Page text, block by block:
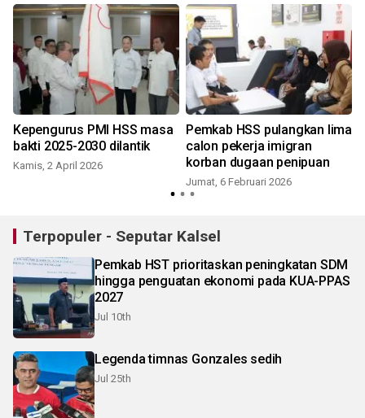
Kepengurus PMI HSS masa
bakti 2025-2030 dilantik
Kamis, 2 April 2026
Pemkab HSS pulangkan lima
calon pekerja imigran
korban dugaan penipuan
Jumat, 6 Februari 2026
Terpopuler - Seputar Kalsel
Pemkab HST prioritaskan peningkatan SDM
hingga penguatan ekonomi pada KUA-PPAS
2027
Jul 10th
Legenda timnas Gonzales sedih
Jul 25th